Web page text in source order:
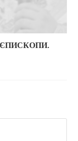
ЄПИСКОПИ.